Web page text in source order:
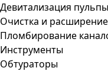
Девитализация пульпы
Очистка и
Пломбирование
Инструменты
Обтураторы